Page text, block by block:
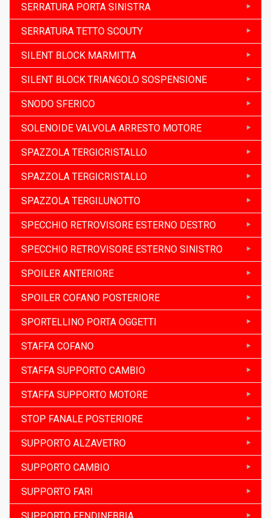
SERRATURA PORTA SINISTRA
SERRATURA TETTO SCOUTY
SILENT BLOCK MARMITTA
SILENT BLOCK TRIANGOLO SOSPENSIONE
SNODO SFERICO
SOLENOIDE VALVOLA ARRESTO MOTORE
SPAZZOLA TERGICRISTALLO
SPAZZOLA TERGICRISTALLO
SPAZZOLA TERGILUNOTTO
SPECCHIO RETROVISORE ESTERNO DESTRO
SPECCHIO RETROVISORE ESTERNO SINISTRO
SPOILER ANTERIORE
SPOILER COFANO POSTERIORE
SPORTELLINO PORTA OGGETTI
STAFFA COFANO
STAFFA SUPPORTO CAMBIO
STAFFA SUPPORTO MOTORE
STOP FANALE POSTERIORE
SUPPORTO ALZAVETRO
SUPPORTO CAMBIO
SUPPORTO FARI
SUPPORTO FENDINEBBIA